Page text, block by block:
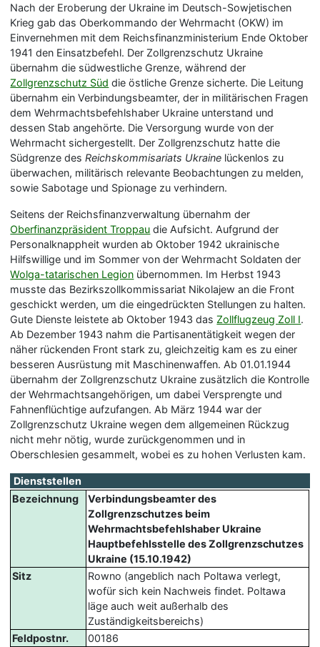
Nach der Eroberung der Ukraine im Deutsch-Sowjetischen
Krieg gab das Oberkommando der Wehrmacht (OKW) im
Einvernehmen mit dem Reichsfinanzministerium Ende Oktober
1941 den Einsatzbefehl. Der Zollgrenzschutz Ukraine
übernahm die südwestliche Grenze, während der
Zollgrenzschutz Süd die östliche Grenze sicherte. Die Leitung
übernahm ein Verbindungsbeamter, der in militärischen Fragen
dem Wehrmachtsbefehlshaber Ukraine unterstand und
dessen Stab angehörte. Die Versorgung wurde von der
Wehrmacht sichergestellt. Der Zollgrenzschutz hatte die
Südgrenze desReichskommisariats Ukraine lückenlos zu
überwachen, militärisch relevante Beobachtungen zu melden,
sowie Sabotage und Spionage zu verhindern.
Seitens der Reichsfinanzverwaltung übernahm der
Oberfinanzpräsident Troppau die Aufsicht. Aufgrund der
Personalknappheit wurden ab Oktober 1942 ukrainische
Hilfswillige und im Sommer von der Wehrmacht Soldaten der
Wolga-tatarischen Legion übernommen. Im Herbst 1943
musste das Bezirkszollkommissariat Nikolajew an die Front
geschickt werden, um die eingedrückten Stellungen zu halten.
Gute Dienste leistete ab Oktober 1943 dasZollflugzeug Zoll I.
Ab Dezember 1943 nahm die Partisanentätigkeit wegen der
näher rückenden Front stark zu, gleichzeitig kam es zu einer
besseren Ausrüstung mit Maschinenwaffen. Ab 01.01.1944
übernahm der Zollgrenzschutz Ukraine zusätzlich die Kontrolle
der Wehrmachtsangehörigen, um dabei Versprengte und
Fahnenflüchtige aufzufangen. Ab März 1944 war der
Zollgrenzschutz Ukraine wegen dem allgemeinen Rückzug
nicht mehr nötig, wurde zurückgenommen und in
Oberschlesien gesammelt, wobei es zu hohen Verlusten kam.
Dienststellen
Bezeichnung
Verbindungsbeamter des
Zollgrenzschutzes beim
Wehrmachtsbefehlshaber Ukraine
Hauptbefehlsstelle des Zollgrenzschutzes
Ukraine (15.10.1942)
Sitz
Rowno (angeblich nach Poltawa verlegt,
wofür sich kein Nachweis findet. Poltawa
läge auch weit außerhalb des
Zuständigkeitsbereichs)
Feldpostnr.
00186